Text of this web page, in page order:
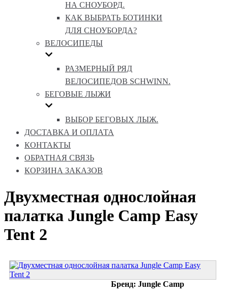
НА СНОУБОРД.
КАК ВЫБРАТЬ БОТИНКИ
ДЛЯ СНОУБОРДА?
ВЕЛОСИПЕДЫ
РАЗМЕРНЫЙ РЯД
ВЕЛОСИПЕДОВ SCHWINN.
БЕГОВЫЕ ЛЫЖИ
ВЫБОР БЕГОВЫХ ЛЫЖ.
ДОСТАВКА И ОПЛАТА
КОНТАКТЫ
ОБРАТНАЯ СВЯЗЬ
КОРЗИНА ЗАКАЗОВ
Двухместная однослойная
палатка Jungle Camp Easy
Tent 2
Бренд: Jungle Camp